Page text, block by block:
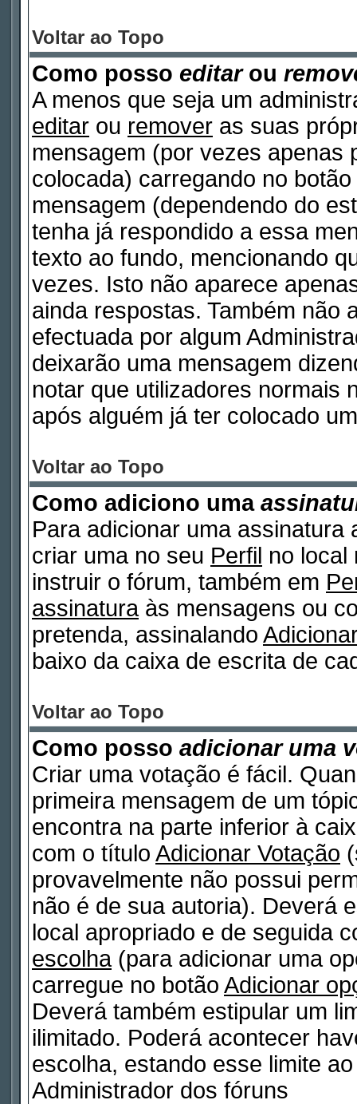
Voltar ao Topo
Como posso editarou
A menos que seja um
editar ou remover as suas
mensagem (por vezes apenas
colocada) carregando no botão
mensagem (dependendo do
tenha já respondido a essa
texto ao fundo, mencionando
vezes. Isto não aparece
ainda respostas. Também não
efectuada por algum
deixarão uma mensagem
notar que utilizadores normais
após alguém já ter colocado
Voltar ao Topo
Como adiciono uma
Para adicionar uma
criar uma no seu Perfil no local
instruir o fórum, também em
assinaturaàs mensagens ou
pretenda, assinalando
baixo da caixa de escrita de
Voltar ao Topo
Como posso adicionar uma
Criar uma votação é fácil.
primeira mensagem de um
encontra na parte inferior à
com o título Adicionar Votação
provavelmente não possui
não é de sua autoria). Deverá
local apropriado e de seguida
escolha(para adicionar uma
carregue no botão Adicionar
Deverá também estipular um
ilimitado. Poderá acontecer
escolha, estando esse limite
Administrador dos fóruns